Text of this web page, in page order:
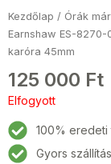
Kezdőlap / Órák
Earnshaw ES-
karóra 45mm
125 000 Ft
Elfogyott
100% eredeti
Gyors